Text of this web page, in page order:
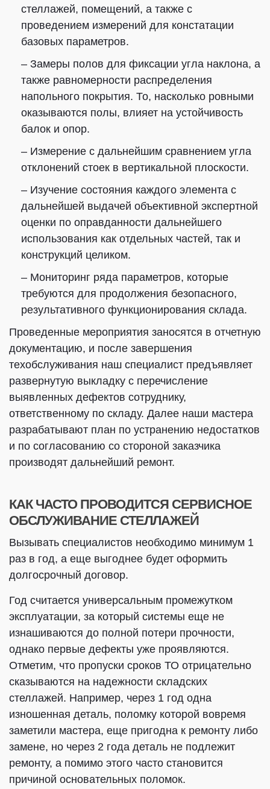
стеллажей, помещений, а также с
проведением измерений для констатации
базовых параметров.
– Замеры полов для фиксации угла наклона, а
также равномерности распределения
напольного покрытия. То, насколько ровными
оказываются полы, влияет на устойчивость
балок и опор.
– Измерение с дальнейшим сравнением угла
отклонений стоек в вертикальной плоскости.
– Изучение состояния каждого элемента с
дальнейшей выдачей объективной экспертной
оценки по оправданности дальнейшего
использования как отдельных частей, так и
конструкций целиком.
– Мониторинг ряда параметров, которые
требуются для продолжения безопасного,
результативного функционирования склада.
Проведенные мероприятия заносятся в отчетную
документацию, и после завершения
техобслуживания наш специалист предъявляет
развернутую выкладку с перечисление
выявленных дефектов сотруднику,
ответственному по складу. Далее наши мастера
разрабатывают план по устранению недостатков
и по согласованию со стороной заказчика
производят дальнейший ремонт.
КАК ЧАСТО ПРОВОДИТСЯ СЕРВИСНОЕ
ОБСЛУЖИВАНИЕ СТЕЛЛАЖЕЙ
Вызывать специалистов необходимо минимум 1
раз в год, а еще выгоднее будет оформить
долгосрочный договор.
Год считается универсальным промежутком
эксплуатации, за который системы еще не
изнашиваются до полной потери прочности,
однако первые дефекты уже проявляются.
Отметим, что пропуски сроков ТО отрицательно
сказываются на надежности складских
стеллажей. Например, через 1 год одна
изношенная деталь, поломку которой вовремя
заметили мастера, еще пригодна к ремонту либо
замене, но через 2 года деталь не подлежит
ремонту, а помимо этого часто становится
причиной основательных поломок.